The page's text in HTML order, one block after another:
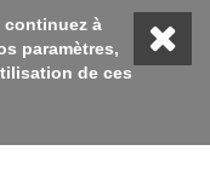
remise 10% avec
à
paramètres,
de ces